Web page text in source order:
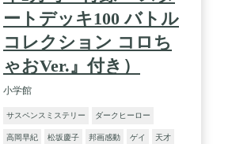
ートデッキ100 バトル
コレクション コロち
ゃおVer.』付き）
小学館
サスペンスミステリー ダークヒーロー
高岡早紀 松坂慶子 邦画感動 ゲイ 天才